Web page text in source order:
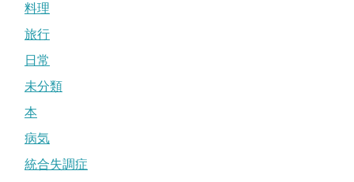
料理
旅行
日常
未分類
本
病気
統合失調症